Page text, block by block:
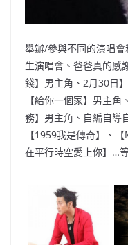
舉辦/參與不同的演唱
生演唱會、爸爸真的感
錢】男主角、2月30日
【給你一個家】男主
務】男主角、自編自導
【1959我是傳奇】、
在平行時空愛上你】…